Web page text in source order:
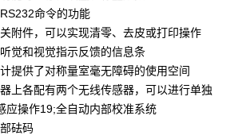
命令的功能
附件，可以实现清零、去皮或打印操作
觉和视觉指示反馈的信息条
提供了对称量室毫无障碍的使用空间
上各配有两个无线传感器，可以进行单独
应操作19;全自动内部校准系统
砝码